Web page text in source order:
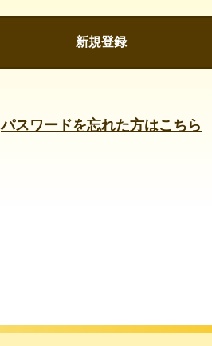
新規登録
パスワードを忘れた方はこちら